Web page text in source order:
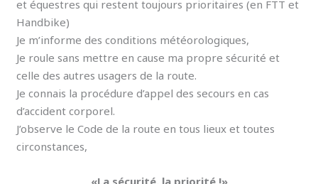
et équestres qui restent toujours prioritaires (en FTT et
Handbike)
Je m’informe des conditions météorologiques,
Je roule sans mettre en cause ma propre sécurité et
celle des autres usagers de la route.
Je connais la procédure d’appel des secours en cas
d’accident corporel.
J’observe le Code de la route en tous lieux et toutes
circonstances,
«La sécurité, la priorité !»